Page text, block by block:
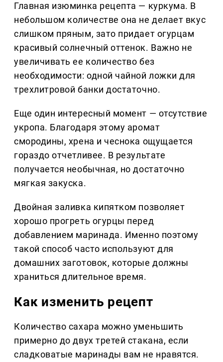
Главная изюминка рецепта — куркума. В
небольшом количестве она не делает вкус
слишком пряным, зато придает огурцам
красивый солнечный оттенок. Важно не
увеличивать ее количество без
необходимости: одной чайной ложки для
трехлитровой банки достаточно.
Еще один интересный момент — отсутствие
укропа. Благодаря этому аромат
смородины, хрена и чеснока ощущается
гораздо отчетливее. В результате
получается необычная, но достаточно
мягкая закуска.
Двойная заливка кипятком позволяет
хорошо прогреть огурцы перед
добавлением маринада. Именно поэтому
такой способ часто используют для
домашних заготовок, которые должны
храниться длительное время.
Как изменить рецепт
Количество сахара можно уменьшить
примерно до двух третей стакана, если
сладковатые маринады вам не нравятся.